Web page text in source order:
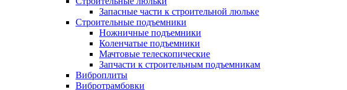
Запасные части к строительной люльке
Строительные подъемники
Ножничные подъемники
Коленчатые подъемники
Мачтовые телескопические
Запчасти к строительным подъемникам
Виброплиты
Вибротрамбовки